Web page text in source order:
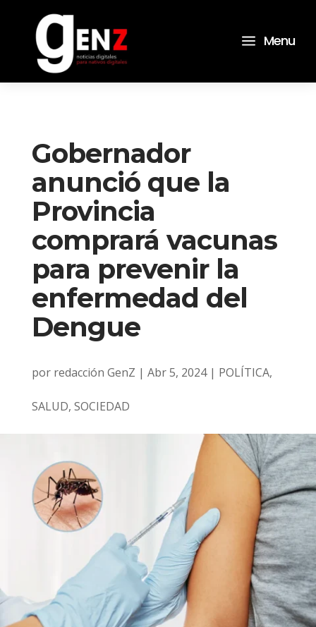
a Menu
Gobernador
anunció que la
Provincia
comprará vacunas
para prevenir la
enfermedad del
Dengue
por redacción GenZ | Abr 5, 2024| POLÍTICA,
SALUD, SOCIEDAD